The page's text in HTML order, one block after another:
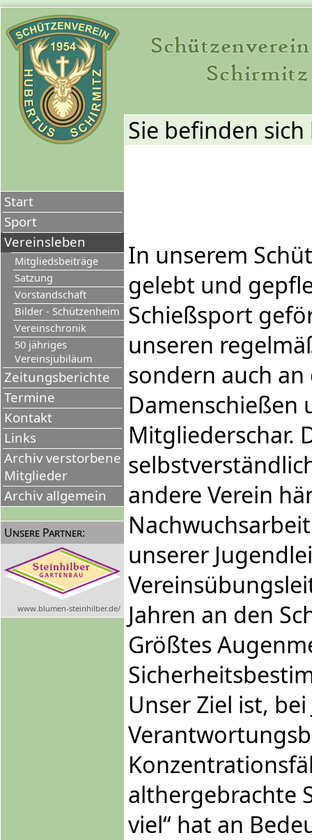
Start
Sport
Vereinsleben
Mitgliedsbeiträge
Satzung
Vorstandschaft
Bilder - Schützenheim
Vereinschronik
50 jähriges
Vereinsjubiläum
Zeitungsberichte
Termine
Kontakt
Links
Archiv verstorbene
Mitglieder
Archiv allgemein
Unsere Partner:
www.blumen-steinhilber.de/
Sie befinden
In unserem
gelebt und
Schießsport
unseren
sondern auch
Damenschießen
Mitgliederschar.
andere Verein
unserer
Jahren an den
Größtes
Unser Ziel ist,
althergebrachte
viel“ hat an